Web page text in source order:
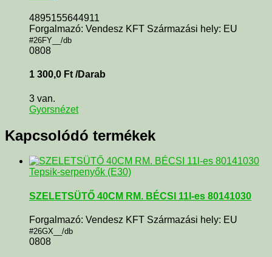
4895155644911
Forgalmazó: Vendesz KFT Származási hely: EU
#26FY__/db
0808
1 300,0 Ft /Darab
3 van.
Gyorsnézet
Kapcsolódó termékek
Tepsik-serpenyők (E30)
SZELETSÜTŐ 40CM RM. BÉCSI 11l-es 80141030
Forgalmazó: Vendesz KFT Származási hely: EU
#26GX__/db
0808